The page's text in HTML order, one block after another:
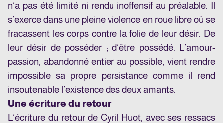
n’a pas été limité ni rendu inoffensif au préalable. Il
s’exerce dans une pleine violence en roue libre où se
fracassent les corps contre la folie de leur désir. De
leur désir de posséder ; d’être possédé. L’amour-
passion, abandonné entier au possible, vient rendre
impossible sa propre persistance comme il rend
insoutenable l’existence des deux amants.
Une écriture du retour
L’écriture du retour de Cyril Huot, avec ses ressacs